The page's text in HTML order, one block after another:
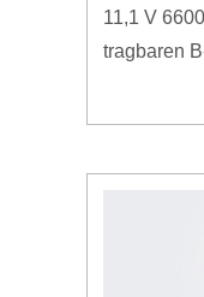
11,1 V
tragbaren